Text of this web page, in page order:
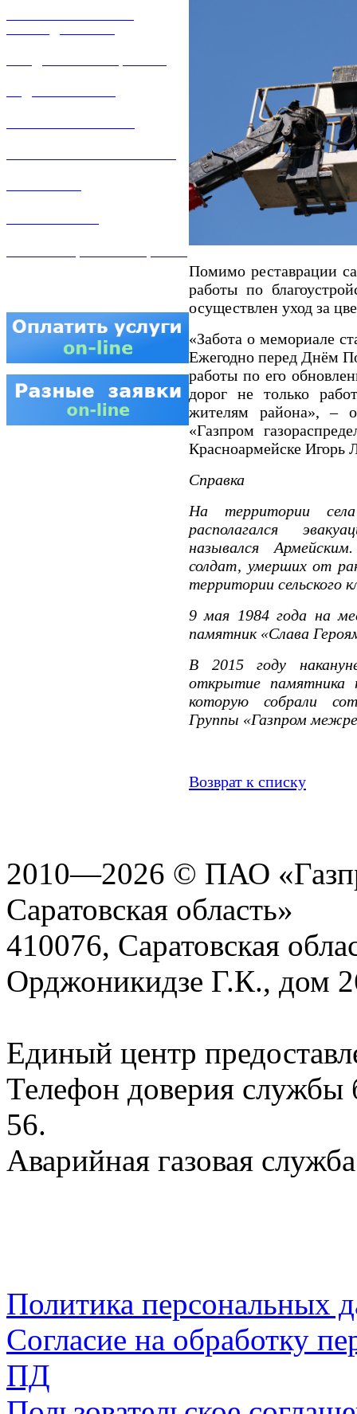
Помимо реставрации
работы по
осуществлен уход за
«Забота о мемориале
Ежегодно перед Днём
работы по его
дорог не только
жителям района», –
«Газпром
Красноармейске Игорь
Справка
На территории
располагался
назывался
солдат, умерших от
территории сельского
9 мая 1984 года на
памятник «Слава
В 2015 году
открытие памятника
которую собрали
Группы «Газпром
Возврат к списку
2010—2026 © ПАО
Саратовская область»
410076, Саратовская
Орджоникидзе Г.К., дом
Единый центр
Телефон доверия службы
56.
Аварийная газовая
Политика персональных
Согласие на обработку
ПД